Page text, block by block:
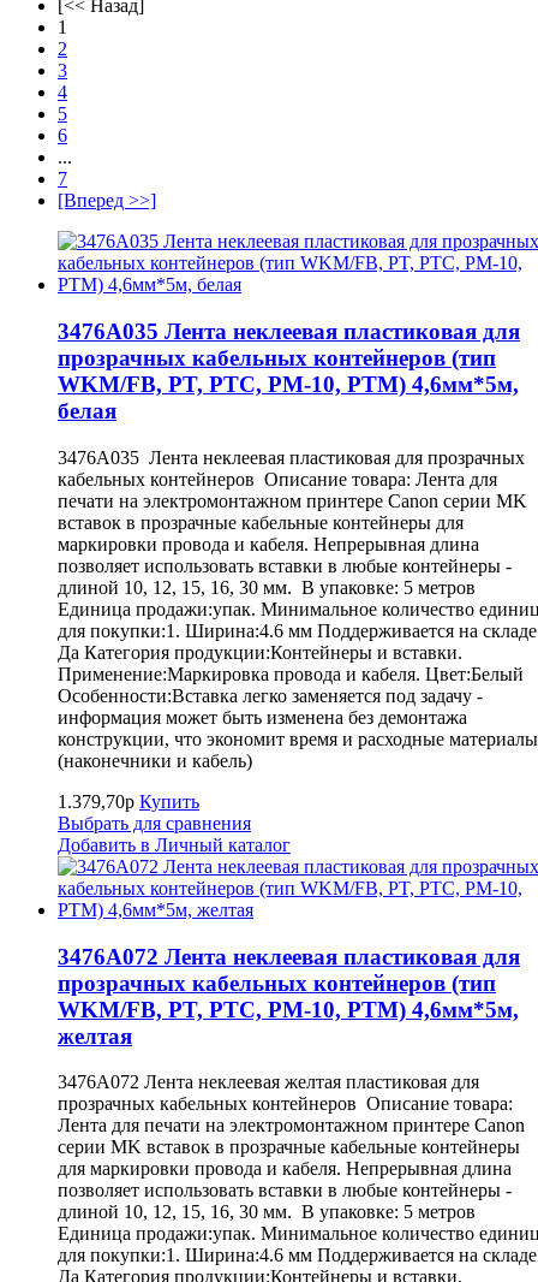
[<< Назад]
1
2
3
4
5
6
...
7
[Вперед >>]
3476A035 Лента неклеевая пластиковая для
прозрачных кабельных контейнеров (тип
WKM/FB, PT, PTC, PM-10, PTM) 4,6мм*5м,
белая
3476A035 Лента неклеевая пластиковая для прозрачных
кабельных контейнеров Описание товара: Лента для
печати на электромонтажном принтере Canon серии MK
вставок в прозрачные кабельные контейнеры для
маркировки провода и кабеля. Непрерывная длина
позволяет использовать вставки в любые контейнеры -
длиной 10, 12, 15, 16, 30 мм. В упаковке: 5 метров
Единица продажи:упак. Минимальное количество
для покупки:1. Ширина:4.6 мм Поддерживается на
Да Категория продукции:Контейнеры и вставки.
Применение:Маркировка провода и кабеля. Цвет:Белый
Особенности:Вставка легко заменяется под задачу -
информация может быть изменена без демонтажа
конструкции, что экономит время и расходные материалы
(наконечники и кабель)
1.379,70р Купить
Выбрать для сравнения
Добавить в Личный каталог
3476A072 Лента неклеевая пластиковая для
прозрачных кабельных контейнеров (тип
WKM/FB, PT, PTC, PM-10, PTM) 4,6мм*5м,
желтая
3476A072 Лента неклеевая желтая пластиковая для
прозрачных кабельных контейнеров Описание товара:
Лента для печати на электромонтажном принтере Canon
серии MK вставок в прозрачные кабельные контейнеры
для маркировки провода и кабеля. Непрерывная длина
позволяет использовать вставки в любые контейнеры -
длиной 10, 12, 15, 16, 30 мм. В упаковке: 5 метров
Единица продажи:упак. Минимальное количество
для покупки:1. Ширина:4.6 мм Поддерживается на
Да Категория продукции:Контейнеры и вставки.